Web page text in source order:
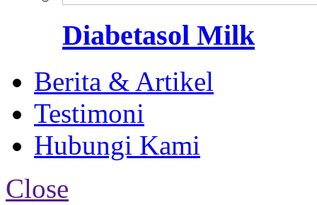
Diabetasol Milk
Berita & Artikel
Testimoni
Hubungi Kami
Close